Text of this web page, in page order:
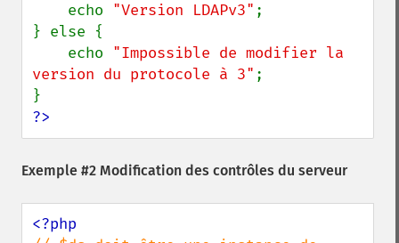
    echo
"Version LDAPv3" ;
} else {
    echo
"Impossible de modifier la
version du protocole à 3" ;
?>
Exemple #2 Modification des contrôles du serveur